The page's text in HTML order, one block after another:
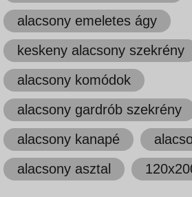
alacsony emeletes ágy
keskeny alacsony szekrény
alacsony komódok
alacsony gardrób szekrény
alacsony kanapé
alacsony asztal